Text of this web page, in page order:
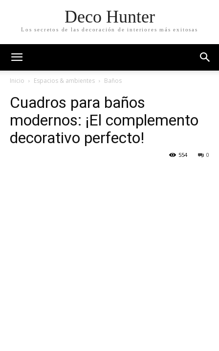
Deco Hunter
Los secretos de las decoración de interiores más exitosas
Inicio Espacios & ambientes Baños
Cuadros para baños
modernos: ¡El complemento
decorativo perfecto!
0
554